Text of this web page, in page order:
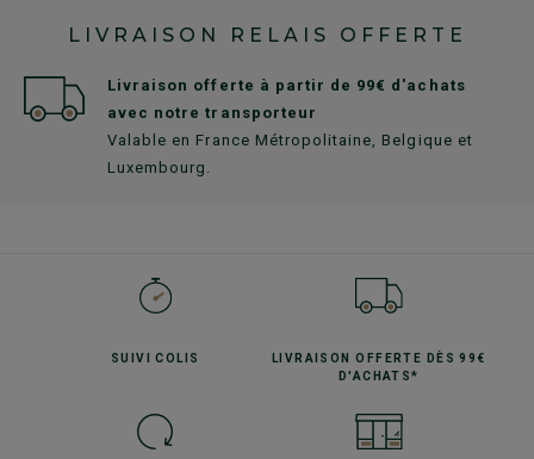
LIVRAISON RELAIS OFFERTE
Livraison offerte à partir de 99€ d'achats
avec notre transporteur
Valable en France Métropolitaine, Belgique et
Luxembourg.
SUIVICOLIS LIVRAISON OFFERTE
DÈS 99€
D'ACHATS*